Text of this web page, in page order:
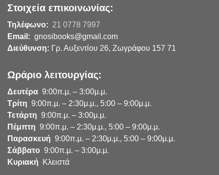
Στοιχεία επικοινωνίας:
Τηλέφωνο: 21 0778 7997
Email: gnosibooks@gmail.com
Διεύθυνση: Γρ. Αυξεντίου 26, Ζωγράφου 157 71
Ωράριο λειτουργίας:
Δευτέρα 9:00π.μ. – 3:00μ.μ.
Τρίτη 9:00π.μ. – 2:30μ.μ., 5:00 – 9:00μ.μ.
Τετάρτη 9:00π.μ. – 3:00μ.μ.
Πέμπτη 9:00π.μ. – 2:30μ.μ., 5:00 – 9:00μ.μ.
Παρασκευή 9:00π.μ. – 2:30μ.μ., 5:00 – 9:00μ.μ.
Σάββατο 9:00π.μ. – 3:00μ.μ.
Κυριακή Κλειστά